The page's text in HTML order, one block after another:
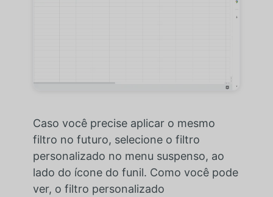
Caso você precise aplicar o mesmo
filtro no futuro, selecione o filtro
personalizado no menu suspenso, ao
lado do ícone do funil. Como você pode
ver, o filtro personalizado